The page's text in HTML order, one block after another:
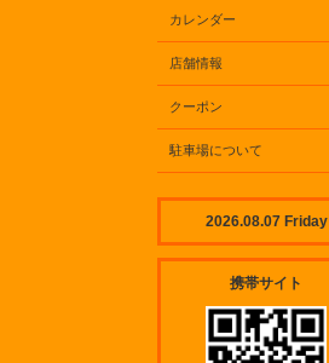
カレンダー
店舗情報
クーポン
駐車場について
2026.08.07 Friday
携帯サイト